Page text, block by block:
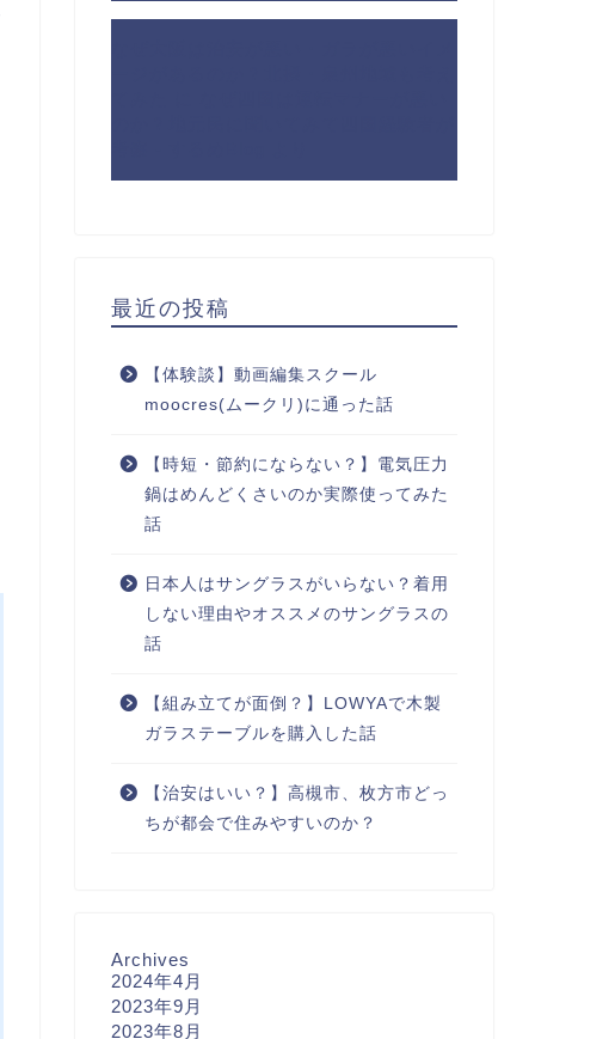
最近の投稿
【体験談】動画編集スクール
moocres(ムークリ)に通った話
【時短・節約にならない？】電気圧力
鍋はめんどくさいのか実際使ってみた
話
日本人はサングラスがいらない？着用
しない理由やオススメのサングラスの
話
【組み立てが面倒？】LOWYAで木製
ガラステーブルを購入した話
【治安はいい？】高槻市、枚方市どっ
ちが都会で住みやすいのか？
Archives
2024年4月
2023年9月
2023年8月